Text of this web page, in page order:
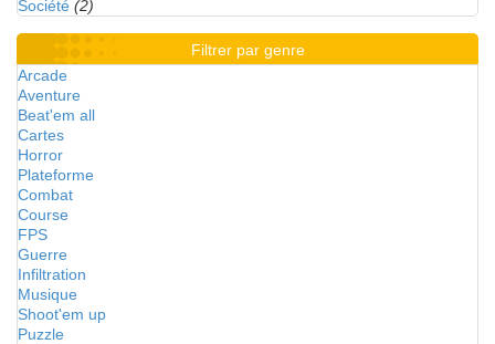
Société (2)
Filtrer par genre
Arcade
Aventure
Beat'em all
Cartes
Horror
Plateforme
Combat
Course
FPS
Guerre
Infiltration
Musique
Shoot'em up
Puzzle